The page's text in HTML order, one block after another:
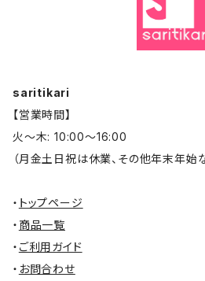
saritikari
【営業時間】
火～木: 10:00～16:00
（月金土日祝は休業、その他年末年始
・ トップページ
・ 商品一覧
・ ご利用ガイド
・ お問合わせ